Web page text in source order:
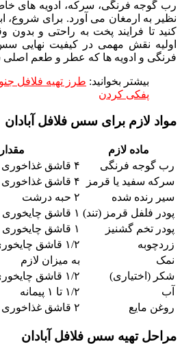
رب گوجه فرنگی، سرکه، ادویه های
نظیر به ارمغان می آورد. برای شروع،
کنید تا فرایند پخت به راحتی و بدون
اولیه نقش مهمی در کیفیت نهایی
فرنگی و ادویه ها که عطر و طعم
بیشتر بخوانید: طرز تهیه فلافل
پفکی کردن
مواد لازم برای سس فلافل آبادان
ماده لازم
مقدار
رب گوجه فرنگی
۴ قاشق غذاخوری
سرکه سفید یا قرمز
۴ قاشق غذاخوری
سیر رنده شده
۲ حبه درشت
پودر فلفل قرمز (تند) ۱ قاشق چایخوری (قابل تنظیم)
پودر تخم گشنیز
۱ قاشق چایخوری
زردچوبه
۱/۲ قاشق چایخوری
نمک
به میزان لازم
شکر (اختیاری)
۱/۲ قاشق چایخوری
آب
۱/۲ تا ۱ پیمانه
روغن مایع
۲ قاشق غذاخوری
مراحل تهیه سس فلافل آبادان